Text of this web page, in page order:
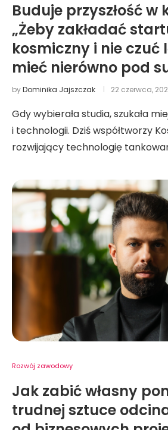
Buduje przyszłość w
„Żeby zakładać
kosmiczny i nie czuć
mieć nierówno pod
byDominika Jajszczak 22 czerwca,
Gdy wybierała studia, szukała
i technologii. Dziś współtworzy
rozwijający technologię
Rozwój zawodowy
Jak zabić własny
trudnej sztuce